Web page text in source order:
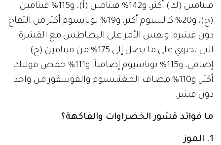
فيتامين (ك) أكثر، و142% فيتامين (أ)، و115% فيتامين
(ج)، و20% كالسيوم أكثر، و19% بوتاسيوم أكثر من التفاح
دون قشره، ونفس الأمر على البطاطس مع القشرة
التي تحتوي على ما يصل إلى 175% من فيتامين (ج)
إضافي، و115% بوتاسيوم إضافياً، و111% حمض فوليك
أكثر، و110% مضاف المغنيسيوم والفوسفور من واحد
دون قشر.
ما فوائد قشور الخضراوات والفاكهة؟
1. الموز